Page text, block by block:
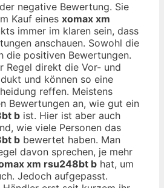
negative Bewertung. Sie
Kauf eines xomax xm
immer im klaren sein, dass
anschauen. Sowohl die
die positiven Bewertungen.
Regel direkt die Vor- und
und können so eine
reffen. Meistens
Bewertungen an, wie gut ein
b ist. Hier ist aber auch
wie viele Personen das
b bewertet haben. Man
davon sprechen, je mehr
xm rsu248bt b hat, um
Jedoch aufgepasst.